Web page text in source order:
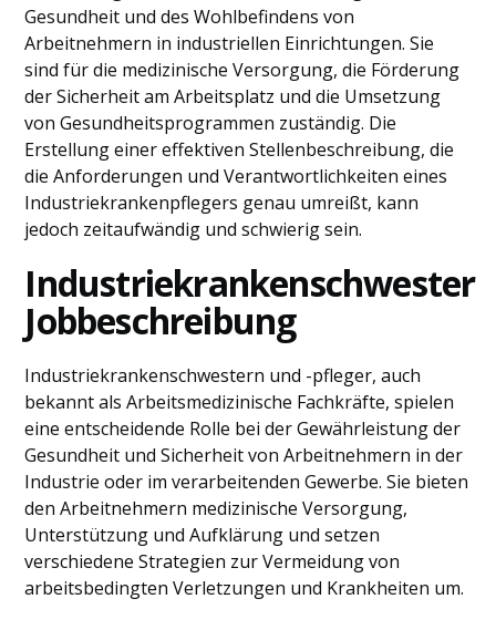
Gesundheit und des Wohlbefindens von
Arbeitnehmern in industriellen Einrichtungen. Sie
sind für die medizinische Versorgung, die Förderung
der Sicherheit am Arbeitsplatz und die Umsetzung
von Gesundheitsprogrammen zuständig. Die
Erstellung einer effektiven Stellenbeschreibung, die
die Anforderungen und Verantwortlichkeiten eines
Industriekrankenpflegers genau umreißt, kann
jedoch zeitaufwändig und schwierig sein.
Industriekrankenschwester
Jobbeschreibung
Industriekrankenschwestern und -pfleger, auch
bekannt als Arbeitsmedizinische Fachkräfte, spielen
eine entscheidende Rolle bei der Gewährleistung der
Gesundheit und Sicherheit von Arbeitnehmern in der
Industrie oder im verarbeitenden Gewerbe. Sie bieten
den Arbeitnehmern medizinische Versorgung,
Unterstützung und Aufklärung und setzen
verschiedene Strategien zur Vermeidung von
arbeitsbedingten Verletzungen und Krankheiten um.